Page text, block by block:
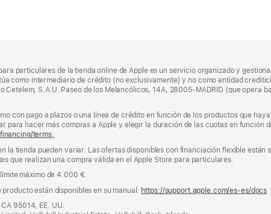
particulares de la tienda online de Apple es un servicio organizado y
como intermediario de crédito (no exclusivamente) y no como entidad
Cetelem, S.A.U. Paseo de los Melancólicos, 14A, 28005-MADRID (que opera
con pago a plazos o una línea de crédito en función de los productos que
para hacer más compras a Apple y elegir la duración de las cuotas en función
terms.
la tienda pueden variar. Las ofertas disponibles con financiación flexible están
que realizan una compra válida en el Apple Store para particulares.
máximo de 4.000 €.
están disponibles en su manual: https://support.apple.com/es-es/docs
95014, EE. UU.